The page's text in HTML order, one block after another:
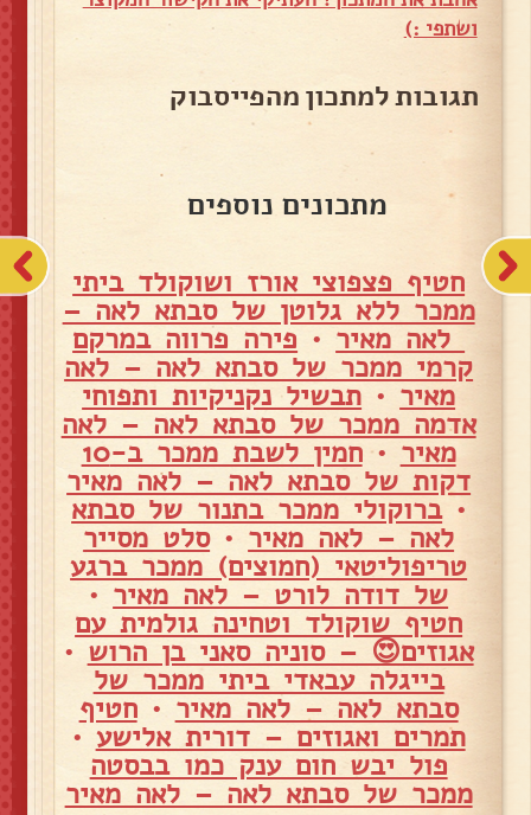
ושתפי :)
תגובות למתכון מהפייסבוק
מתכונים נוספים
חטיף פצפוצי אורז ושוקולד ביתי
ממכר ללא גלוטן של סבתא לאה –
לאה מאיר • פירה פרווה במרקם
קרמי ממכר של סבתא לאה – לאה
מאיר • תבשיל נקניקיות ותפוחי
אדמה ממכר של סבתא לאה – לאה
מאיר • חמין לשבת ממכר ב-10
דקות של סבתא לאה – לאה מאיר
•ברוקולי ממכר בתנור של סבתא
לאה – לאה מאיר •סלט מסייר
טריפוליטאי (חמוצים) ממכר ברגע
של דודה לורט – לאה מאיר •
חטיף שוקולד וטחינה גולמית עם
אגוזים😍 – סוניה סאני בן הרוש •
בייגלה עבאדי ביתי ממכר של
סבתא לאה – לאה מאיר •חטיף
תמרים ואגוזים – דורית אלישע •
פול יבש חום ענק כמו בבסטה
ממכר של סבתא לאה – לאה מאיר